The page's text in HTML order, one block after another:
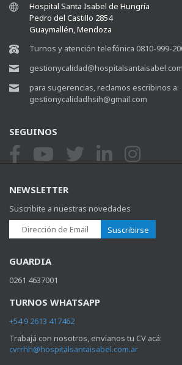
Hospital Santa Isabel de Hungría
Pedro del Castillo 2854
Guaymallén, Mendoza
Turnos y atención telefónica 0810-999-
para sugerencias, reclamos escribinos a:
gestionycalidadhsih@gmail.com
SEGUINOS
NEWSLETTER
Suscribite a nuestras novedades
Suscribirse
GUARDIA
0261 4637001
TURNOS WHATSAPP
+54 9 2613 417462
Trabajá con nosotros, envianos tu CV acá:
cvrrhh@hospitalsantaisabel.com.ar